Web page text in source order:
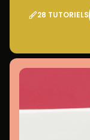
28 TUTORIELS